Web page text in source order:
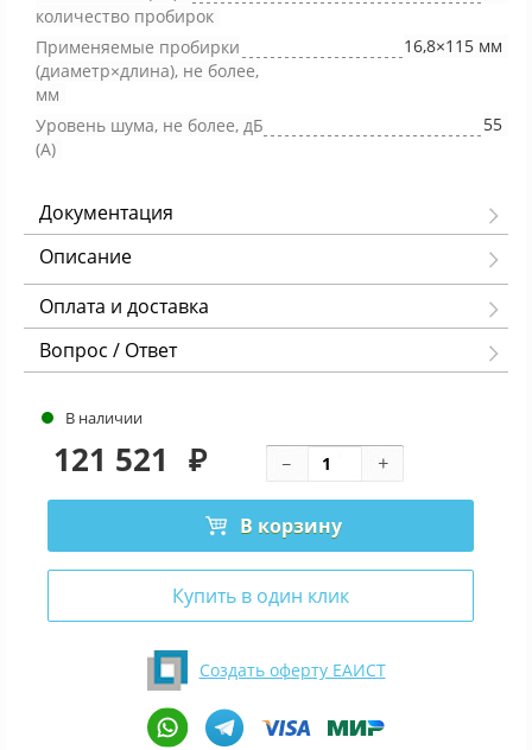
количество пробирок
Применяемые пробирки
(диаметр×длина), не более,
мм
16,8×115 мм
Уровень шума, не более, дБ
(А)
55
Документация
Описание
Оплата и доставка
Вопрос / Ответ
В наличии
121 521 ₽
В корзину
Купить в один клик
Создать оферту ЕАИСТ